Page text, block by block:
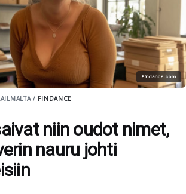
Findance.com
/ FINDANCE
niin oudot nimet,
nauru johti